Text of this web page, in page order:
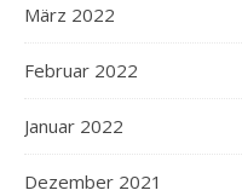
März 2022
Februar 2022
Januar 2022
Dezember 2021